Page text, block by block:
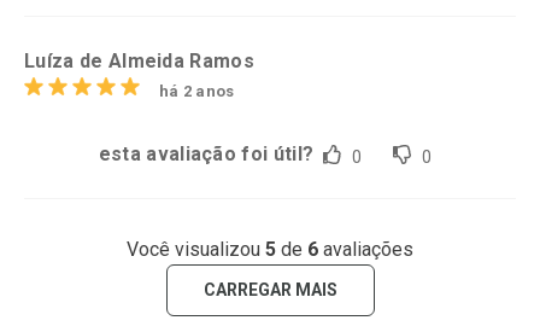
Luíza de Almeida Ramos
há 2 anos
esta avaliação foi útil? 0 0
Você visualizou 5 de 6 avaliações
CARREGAR MAIS